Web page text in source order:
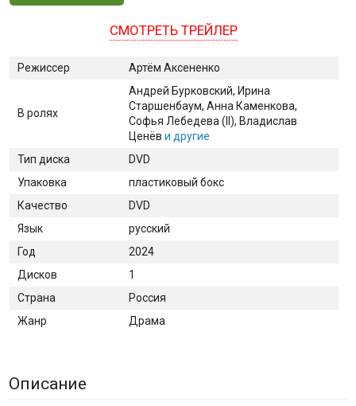
СМОТРЕТЬ ТРЕЙЛЕР
Режиссер Артём Аксененко
В ролях
Андрей Бурковский, Ирина
Старшенбаум, Анна Каменкова,
Софья Лебедева (II), Владислав
Ценёв и другие
Тип диска
DVD
Упаковка
пластиковый бокс
Качество
DVD
Язык
русский
Год
2024
Дисков
1
Страна
Россия
Жанр
Драма
Описание